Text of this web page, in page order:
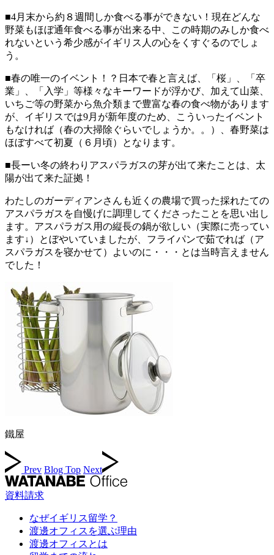
■4月末から約８週間しか食べる事ができない！現在どんな
野菜もほぼ通年食べる事が出来る中、この時期のみしか食べ
れないという希少感がイギリス人の心をくすぐるのでしょ
う。
■春の唯一のイベント！？日本で春と言えば、「桜」、「卒
業」、「入学」等様々なキーワードが浮かび、加えて山菜、
いちご等の野菜から魚介類まで豊富な春の食べ物があります
が、イギリスでは9月が新年度のため、こういったイベント
もなければ（春の大掃除ぐらいでしょうか。。）、春野菜は
ほぼすべて初夏（６月頃）となります。
■長ーい冬の終わりアスパラガスの芽が出て来たことは、太
陽が出て来た証拠！
わたしのガーディアンさんも近くの農場で買った採れたての
アスパラガスを自慢げに調理してくださったことを思い出し
ます。アスパラガス用の縦長の鍋が欲しい（実際に売ってい
ます↓）とぼやいていましたが、フライパンで茹でれば（ア
スパラガスを寝かせて）よいのに・・・とは当時言えません
でした！
鐵屋
Prev Blog Top Next
資料請求
なぜイギリス留学？
渡邊オフィスを選ぶ理由
渡邊オフィスとは